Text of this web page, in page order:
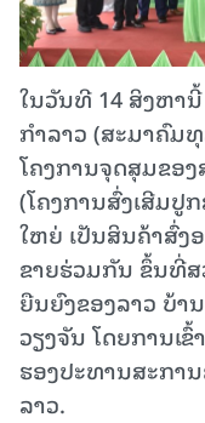
ໃນວັນທີ 14 ສິງຫາ
ກຳລາວ (ສະມາຄົມ
ໂຄງການຈຸດສຸມຂອ
(ໂຄງການສົ່ງເສີມປູ
ໃຫຍ່ ເປັນສິນຄ້າສົ່ງ
ຂາຍຮ່ວມກັນ ຂຶ້ນທີ່
ຍືນຍົງຂອງລາວ ບ້າ
ວຽງຈັນ ໂດຍການເ
ຮອງປະທານສະກາ
ລາວ.